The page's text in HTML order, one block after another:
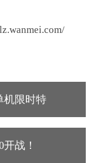
机限时特
战！